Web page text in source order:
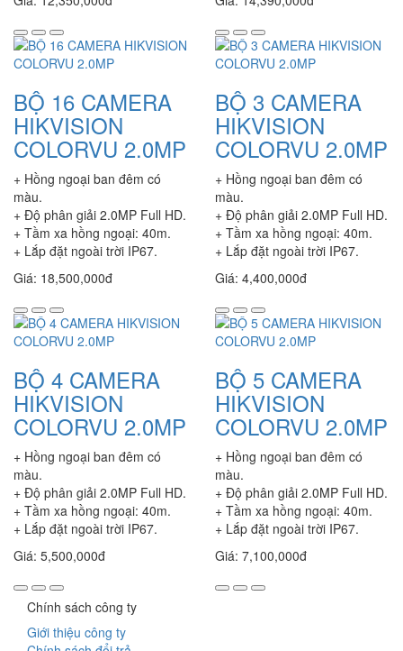
BỘ 16 CAMERA
HIKVISION
COLORVU 2.0MP
+ Hồng ngoại ban đêm có
màu.
+ Độ phân giải 2.0MP Full HD.
+ Tầm xa hồng ngoại: 40m.
+ Lắp đặt ngoài trời IP67.
Giá: 18,500,000đ
BỘ 3 CAMERA
HIKVISION
COLORVU 2.0MP
+ Hồng ngoại ban đêm có
màu.
+ Độ phân giải 2.0MP Full HD.
+ Tầm xa hồng ngoại: 40m.
+ Lắp đặt ngoài trời IP67.
Giá: 4,400,000đ
BỘ 4 CAMERA
HIKVISION
COLORVU 2.0MP
+ Hồng ngoại ban đêm có
màu.
+ Độ phân giải 2.0MP Full HD.
+ Tầm xa hồng ngoại: 40m.
+ Lắp đặt ngoài trời IP67.
Giá: 5,500,000đ
BỘ 5 CAMERA
HIKVISION
COLORVU 2.0MP
+ Hồng ngoại ban đêm có
màu.
+ Độ phân giải 2.0MP Full HD.
+ Tầm xa hồng ngoại: 40m.
+ Lắp đặt ngoài trời IP67.
Giá: 7,100,000đ
Chính sách công ty
Giới thiệu công ty